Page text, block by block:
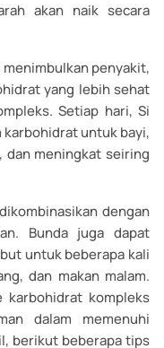
akan naik secara
penyakit,
yang lebih sehat
Setiap hari, Si
karbohidrat untuk bayi,
dan meningkat seiring
dengan
Bunda juga dapat
untuk beberapa kali
dan makan malam.
karbohidrat kompleks
dalam memenuhi
berikut beberapa tips